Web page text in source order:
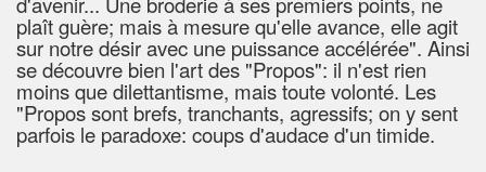
plaît guère; mais à mesure qu'elle avance, elle agit
sur notre désir avec une puissance accélérée". Ainsi
se découvre bien l'art des "Propos": il n'est rien
moins que dilettantisme, mais toute volonté. Les
"Propos sont brefs, tranchants, agressifs; on y sent
parfois le paradoxe: coups d'audace d'un timide.